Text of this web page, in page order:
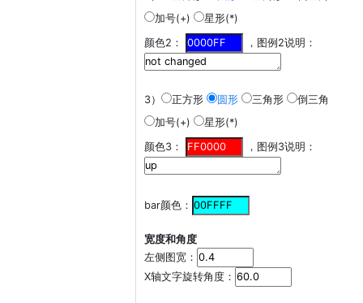
加号(+)
星形(*)
颜色2：
，图例2说明：
3） 正方形 圆形 三角形
倒三角
加号(+)
星形(*)
颜色3：
，图例3说明：
bar颜色：
宽度和角度
左侧图宽：
X轴文字旋转角度：